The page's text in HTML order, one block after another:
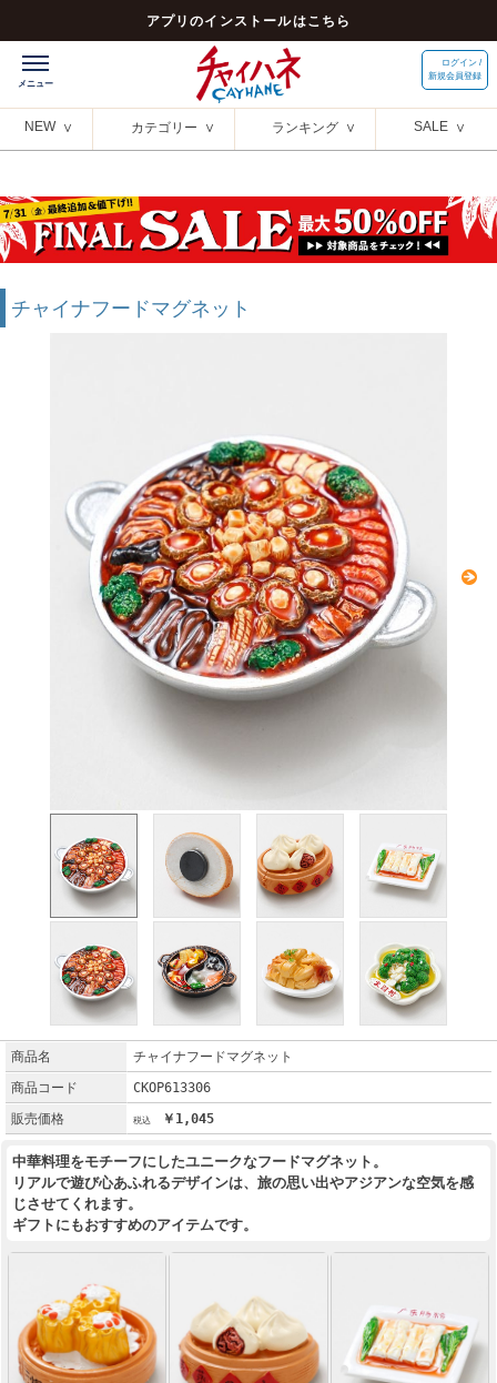
アプリのインストールはこちら
ログイン /
新規会員登録
NEW カテゴリー ランキング SALE
チャイナフードマグネット
商品名
チャイナフードマグネット
商品コード
CKOP613306
販売価格
￥1,045
中華料理をモチーフにしたユニークなフードマグネット。
リアルで遊び心あふれるデザインは、旅の思い出やアジアンな空気を感
じさせてくれます。
ギフトにもおすすめのアイテムです。